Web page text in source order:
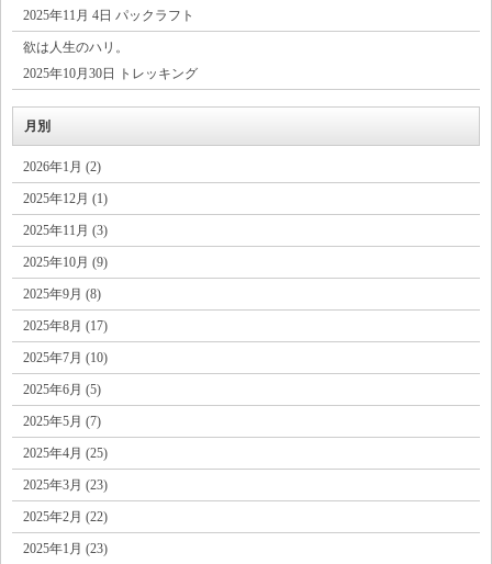
2025年11月 4日 パックラフト
欲は人生のハリ。
2025年10月30日 トレッキング
月別
2026年1月 (2)
2025年12月 (1)
2025年11月 (3)
2025年10月 (9)
2025年9月 (8)
2025年8月 (17)
2025年7月 (10)
2025年6月 (5)
2025年5月 (7)
2025年4月 (25)
2025年3月 (23)
2025年2月 (22)
2025年1月 (23)